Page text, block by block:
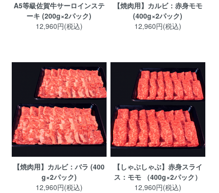
A5等級佐賀牛サーロインステ
ーキ (200g×2パック)
12,960円(税込)
【焼肉用】カルビ：赤身モモ
(400g×2パック)
12,960円(税込)
【焼肉用】カルビ：バラ (400
g×2パック)
12,960円(税込)
【しゃぶしゃぶ】赤身スライ
ス：モモ （400g×2パック）
12,960円(税込)